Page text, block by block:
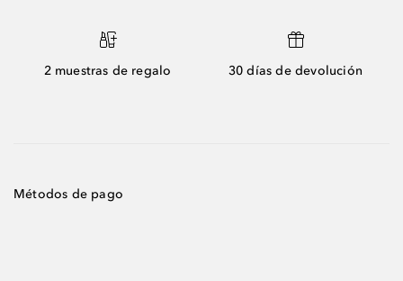
2 muestras de regalo 30 días de devolución
Métodos de pago